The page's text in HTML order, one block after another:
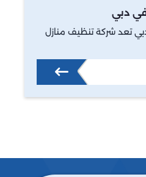
دبي
تعد شركة تنظيف منازل